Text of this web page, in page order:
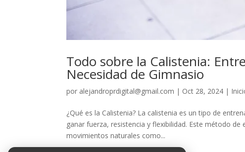
Todo sobre la Calistenia:
Necesidad de Gimnasio
por alejandroprdigital@gmail.com | Oct 28, 2024 |
¿Qué es la Calistenia? La calistenia es un tipo de
ganar fuerza, resistencia y flexibilidad. Este método
movimientos naturales como...